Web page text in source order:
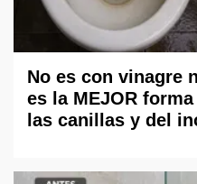
No es con vinagre
es la MEJOR
las canillas y del